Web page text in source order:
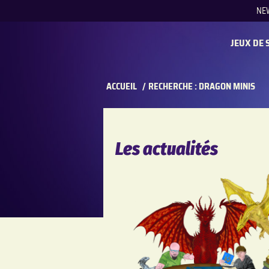
JEUX DE
ACCUEIL / RECHERCHE : DRAGON MINIS
Les actualités